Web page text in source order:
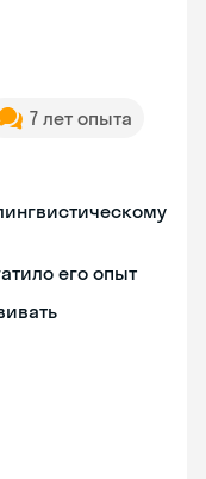
7 лет опыта
его опыт